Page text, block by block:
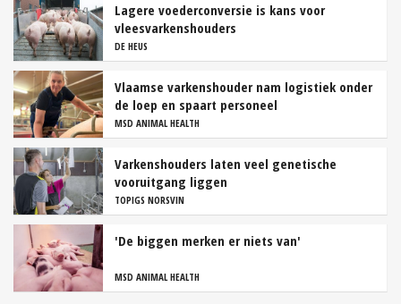
Lagere voederconversie is kans voor
vleesvarkenshouders
DE HEUS
Vlaamse varkenshouder nam logistiek onder
de loep en spaart personeel
MSD ANIMAL HEALTH
Varkenshouders laten veel genetische
vooruitgang liggen
TOPIGS NORSVIN
'De biggen merken er niets van'
MSD ANIMAL HEALTH